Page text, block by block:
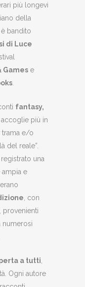
più longevi
della
bandito
di Luce
Games e
fantasy,
accoglie più in
trama e/o
del reale”.
una
e
, con
, provenienti
numerosi
a tutti
Ogni autore